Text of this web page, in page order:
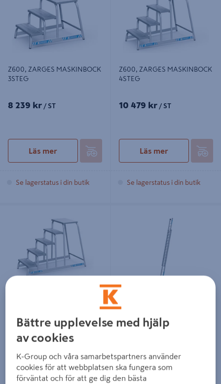
Z600, ZARGES MASKINBOCK
3STEG
8 239 kr / ST
Läs mer
Se lagerstatus i din butik
Z600, ZARGES MASKINBOCK
4STEG
10 479 kr / ST
Läs mer
Se lagerstatus i din butik
/ ST
Läs mer
UTSKJUTSSTEGE Z600 (49
UTSKJUTSSTEGE Z600 (49
18 579 kr
Läs mer
Bättre upplevelse med hjälp
av cookies
K-Group och våra samarbetspartners använder
cookies för att webbplatsen ska fungera som
förväntat och för att ge dig den bästa